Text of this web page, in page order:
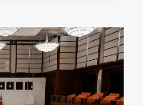
DEĞIŞIKLIKLER